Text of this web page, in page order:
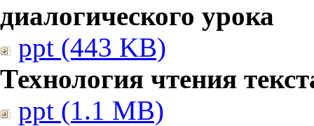
диалогического урока
ppt (443 KB)
Технология чтения
ppt (1.1 MB)